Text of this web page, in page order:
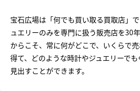
宝石広場は「何でも買い取る買取店」
ュエリーのみを専門に扱う販売店を30
からこそ、常に何がどこで、いくらで
得て、どのような時計やジュエリーで
見出すことができます。